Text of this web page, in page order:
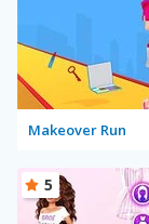
Makeover Run
5